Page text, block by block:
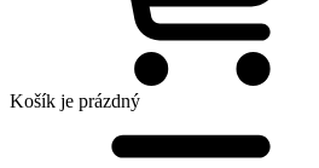
Košík je prázdný